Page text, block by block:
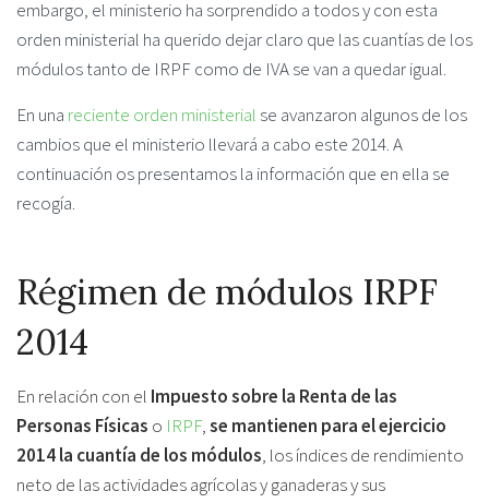
embargo, el ministerio ha sorprendido a todos y con esta
orden ministerial ha querido dejar claro que las cuantías de los
módulos tanto de IRPF como de IVA se van a quedar igual.
En una reciente orden ministerial se avanzaron algunos de los
cambios que el ministerio llevará a cabo este 2014. A
continuación os presentamos la información que en ella se
recogía.
Régimen de módulos IRPF
2014
En relación con el Impuesto sobre la Renta de las
Personas Físicas o IRPF,se mantienen para el ejercicio
2014 la cuantía de los módulos, los índices de rendimiento
neto de las actividades agrícolas y ganaderas y sus